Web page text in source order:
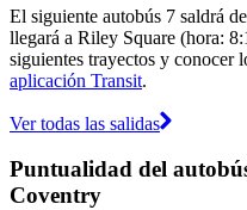
El siguiente autobús 7 saldrá
llegará a Riley Square (hora:
siguientes trayectos y conocer
aplicación Transit.
Ver todas las salidas
Puntualidad del
Coventry